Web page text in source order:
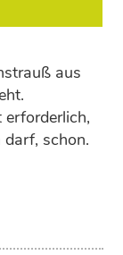
aus
schon.